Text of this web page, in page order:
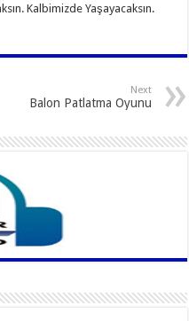
Kalbimizde Yaşayacaksın.
Next
Balon Patlatma Oyunu